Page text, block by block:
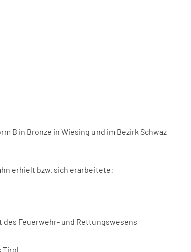
B in Bronze in Wiesing und im Bezirk Schwaz
erhielt bzw. sich erarbeitete:
Feuerwehr- und Rettungswesens
Tirol